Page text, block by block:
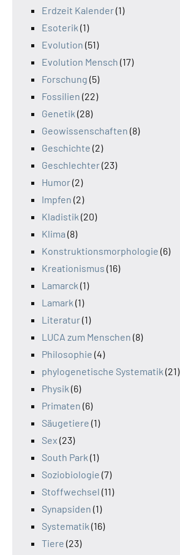
Erdzeit Kalender(1)
Esoterik (1)
Evolution (51)
Evolution Mensch (17)
Forschung (5)
Fossilien (22)
Genetik (28)
Geowissenschaften (8)
Geschichte (2)
Geschlechter(23)
Humor(2)
Impfen (2)
Kladistik (20)
Klima (8)
Konstruktionsmorphologie (6)
Kreationismus (16)
Lamarck (1)
Lamark (1)
Literatur(1)
LUCA zum Menschen (8)
Philosophie (4)
phylogenetische Systematik (21)
Physik (6)
Primaten (6)
Säugetiere (1)
Sex (23)
South Park (1)
Soziobiologie (7)
Stoffwechsel (11)
Synapsiden (1)
Systematik (16)
Tiere (23)